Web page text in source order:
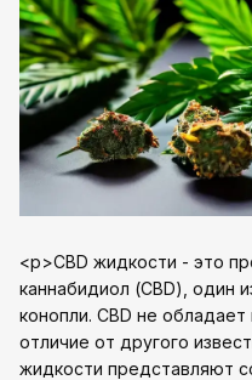
<p>CBD жидкости - это
каннабидиол (CBD), один
конопли. CBD не
отличие от другого
жидкости представляют